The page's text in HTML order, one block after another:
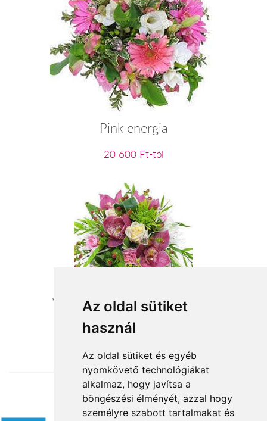
Az oldal sütiket
használ
Az oldal sütiket és egyéb
nyomkövető technológiákat
alkalmaz, hogy javítsa a
böngészési élményét, azzal hogy
személyre szabott tartalmakat és
Pink energia
20 600 Ft-tól
Varázslatos virágcsokor virágküldés
29 200 Ft-tól
Elfogadott fizetési módok